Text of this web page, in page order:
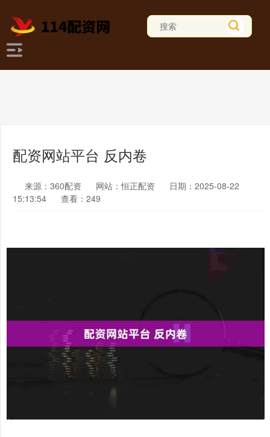
配资网站平台 反内卷
来源：360配资 网站：恒正配资
日期：2025-08-22
15:13:54
查看：249